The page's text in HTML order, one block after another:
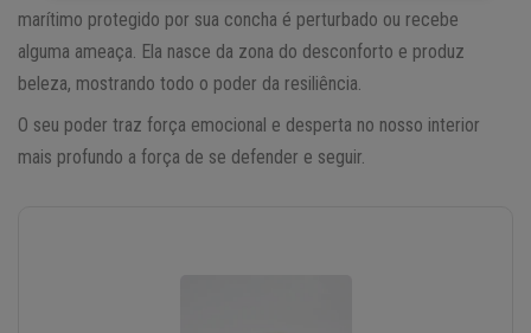
marítimo protegido por sua concha é perturbado ou recebe
alguma ameaça. Ela nasce da zona do desconforto e produz
beleza, mostrando todo o poder da resiliência.
O seu poder traz força emocional e desperta no nosso interior
mais profundo a força de se defender e seguir.